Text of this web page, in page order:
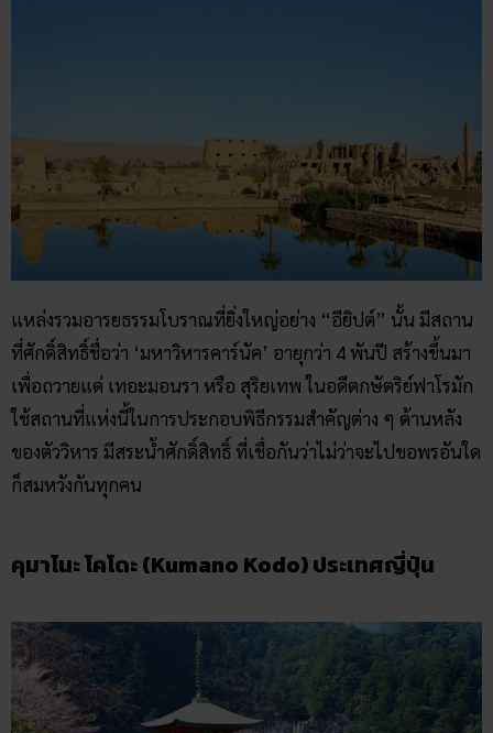
แหล่งรวมอารยธรรมโบราณที่ยิ่งใหญ่อย่าง “อียิปต์” นั้น มีสถาน
ที่ศักดิ์สิทธิ์ชื่อว่า ‘มหาวิหารคาร์นัค’ อายุกว่า 4 พันปี สร้างขึ้นมา
เพื่อถวายแด่ เทอะมอนรา หรือ สุริยเทพ ในอดีตกษัตริย์ฟาโรมัก
ใช้สถานที่แห่งนี้ในการประกอบพิธีกรรมสำคัญต่าง ๆ ด้านหลัง
ของตัววิหาร มีสระน้ำศักดิ์สิทธิ์ ที่เชื่อกันว่าไม่ว่าจะไปขอพรอันใด
ก็สมหวังกันทุกคน
คุมาโนะ โคโดะ (Kumano Kodo) ประเทศญี่ปุ่น